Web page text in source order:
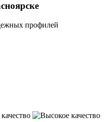
профилей